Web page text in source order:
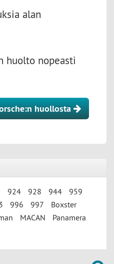
alan
huolto nopeasti
huollosta
924 928 944
959
996 997
Boxster
MACAN
Panamera